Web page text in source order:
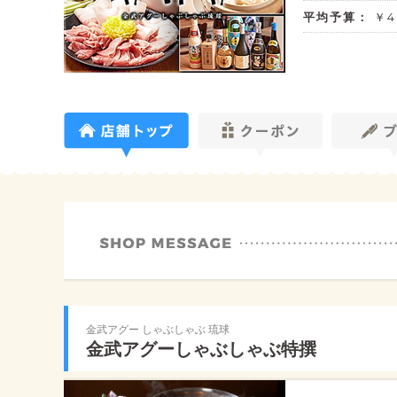
平均予算： ￥
金武アグー しゃぶしゃぶ 琉球
金武アグーしゃぶしゃぶ特撰